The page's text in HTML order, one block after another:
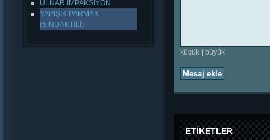
küçük büyük
Mesaj ekle
ETİKETLER
ULNAR İMPAKSİYON
YAPIŞIK PARMAK
(SİNDAKTİLİ)